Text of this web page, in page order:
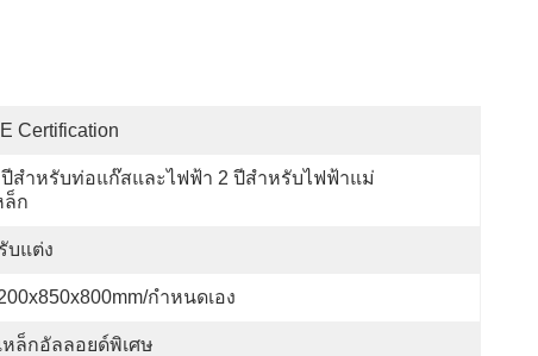
Certification
ปีสําหรับท่อแก๊สและไฟฟ้า 2 ปีสําหรับไฟฟ้าแม่
ล็ก
บแต่ง
กำหนดเอง
หล็กอัลลอยด์พิเศษ